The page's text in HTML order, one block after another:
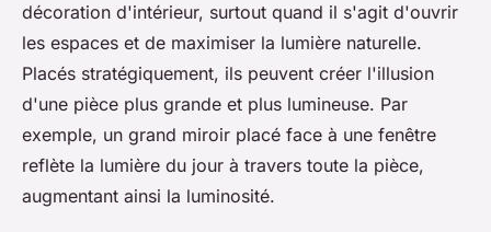
décoration d'intérieur, surtout quand il s'agit d'ouvrir
les espaces et de maximiser la lumière naturelle.
Placés stratégiquement, ils peuvent créer l'illusion
d'une pièce plus grande et plus lumineuse. Par
exemple, un grand miroir placé face à une fenêtre
reflète la lumière du jour à travers toute la pièce,
augmentant ainsi la luminosité.